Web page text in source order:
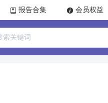
报告合集 会员权益